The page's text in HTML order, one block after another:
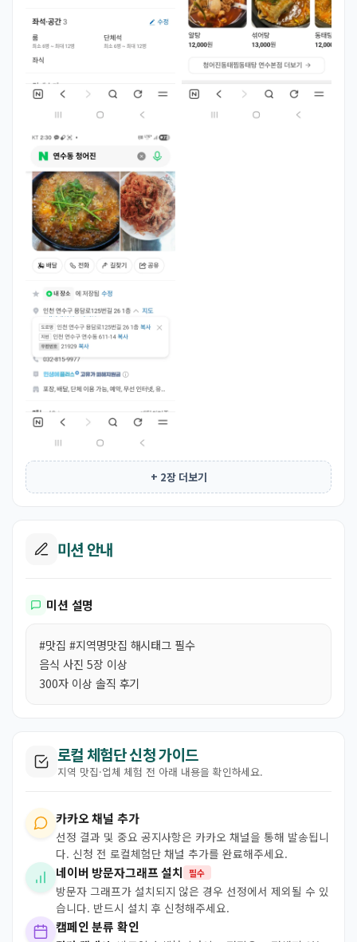
+ 2장 더보기
미션 안내
미션 설명
#맛집 #지역명맛집 해시태그 필수
음식 사진 5장 이상
300자 이상 솔직 후기
로컬 체험단 신청 가이드
지역 맛집·업체 체험 전 아래 내용을 확인하세요.
카카오 채널 추가
선정 결과 및 중요 공지사항은 카카오 채널을 통해 발송됩니
다. 신청 전 로컬체험단 채널 추가를 완료해주세요.
네이버 방문자그래프 설치 필수
방문자 그래프가 설치되지 않은 경우 선정에서 제외될 수 있
습니다. 반드시 설치 후 신청해주세요.
캠페인 분류 확인